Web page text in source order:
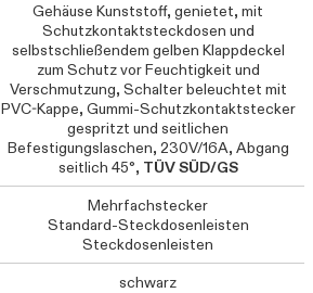
Gehäuse Kunststoff, genietet, mit
Schutzkontaktsteckdosen und
selbstschließendem gelben Klappdeckel
zum Schutz vor Feuchtigkeit und
Verschmutzung, Schalter beleuchtet mit
PVC-Kappe, Gummi-Schutzkontaktstecker
gespritzt und seitlichen
Befestigungslaschen, 230V/16A, Abgang
seitlich 45°, TÜV SÜD/GS
Mehrfachstecker
Standard-Steckdosenleisten
Steckdosenleisten
schwarz